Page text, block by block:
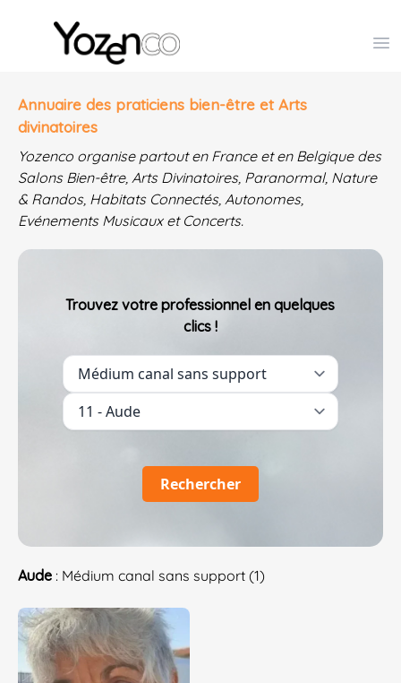
Yozenco - Organisateur de Salons, Evénements et
Annuaire des praticiens bien-être et Arts
divinatoires
Yozenco organise partout en France et en Belgique des
Salons Bien-être, Arts Divinatoires, Paranormal, Nature
& Randos, Habitats Connectés, Autonomes,
Evénements Musicaux et Concerts.
Trouvez votre professionnel en quelques
clics !
Rechercher
Aude : Médium canal sans support (1)